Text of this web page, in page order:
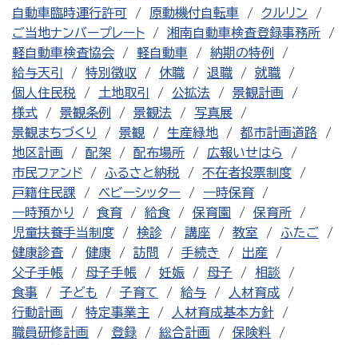
自動車臨時運行許可
原動機付自転車
クルリン
ご当地ナンバープレート
湘南自動車検査登録事務所
軽自動車検査協会
軽自動車
納期の特例
給与天引
特別徴収 休職 退職
就職
個人住民税
土地取引 公拡法
景観計画
様式
景観条例 景観法
写真展
景観まちづくり
景観 生産緑地
都市計画道路
地区計画
配架 配布場所
広報いせはら
市民ファンド
ふるさと納税
不在者投票制度
戸籍住民課
ベビーシッター
一時保育
一時預かり
食育 給食 保育園
保育所
児童扶養手当制度
検診 講座 教室
ふたご
健康診査
健康 訪問 手続き
出産
父子手帳
母子手帳 妊娠 母子
相談
食事
子ども 子育て 給与
人材育成
行動計画
特定事業主
人材育成基本方針
職員研修計画
登録 総合計画
保険料